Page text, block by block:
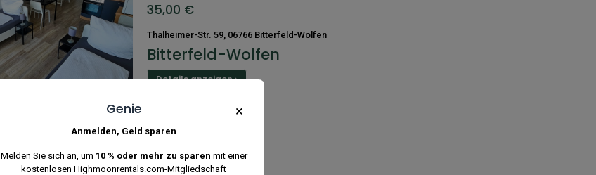
35,00 €
Thalheimer-Str. 59, 06766 Bitterfeld-Wolfen
Bitterfeld-Wolfen
Details anzeigen
Genie ×
Anmelden, Geld sparen
Melden Sie sich an, um 10 % oder mehr zu sparen mit einer
kostenlosen Highmoonrentals.com-Mitgliedschaft